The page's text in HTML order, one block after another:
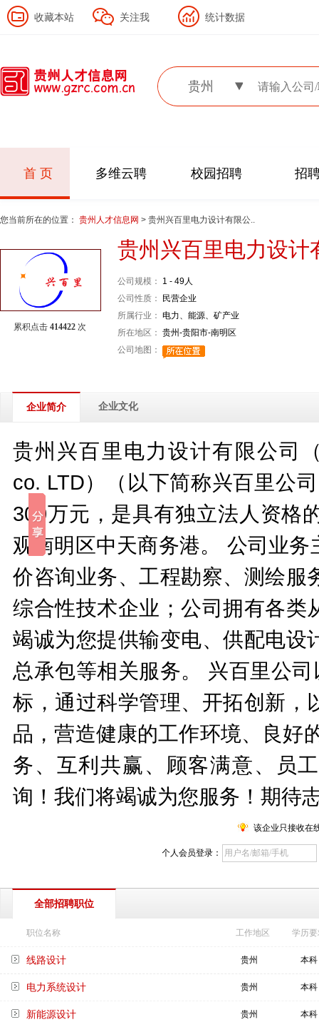
收藏本站 关注我 统计数据
贵州
首 页 多维云聘 校园招聘 招
您当前所在的位置： 贵州人才信息网 > 贵州兴百里电力设计有限公..
累积点击 414422 次
贵州兴百里电力设计
公司规模：
1 - 49人
公司性质：
民营企业
所属行业： 电力、能源、矿产业
所在地区： 贵州-贵阳市-南明区
公司地图：
企业简介 企业文化
贵州兴百里电力设计有限公司
co. LTD）（以下简称兴百里公
300万元，是具有独立法人资格
观南明区中天商务港。 公司业
价咨询业务、工程勘察、测绘服
综合性技术企业；公司拥有各类
竭诚为您提供输变电、供配电设
总承包等相关服务。 兴百里公
标，通过科学管理、开拓创新，
品，营造健康的工作环境、良好
务、互利共赢、顾客满意、员
询！我们将竭诚为您服务！期待
该企业只接收在
个人会员登录：
全部招聘职位
职位名称 工作地区 学历
线路设计 贵州 本科
电力系统设计 贵州 本科
新能源设计 贵州 本科